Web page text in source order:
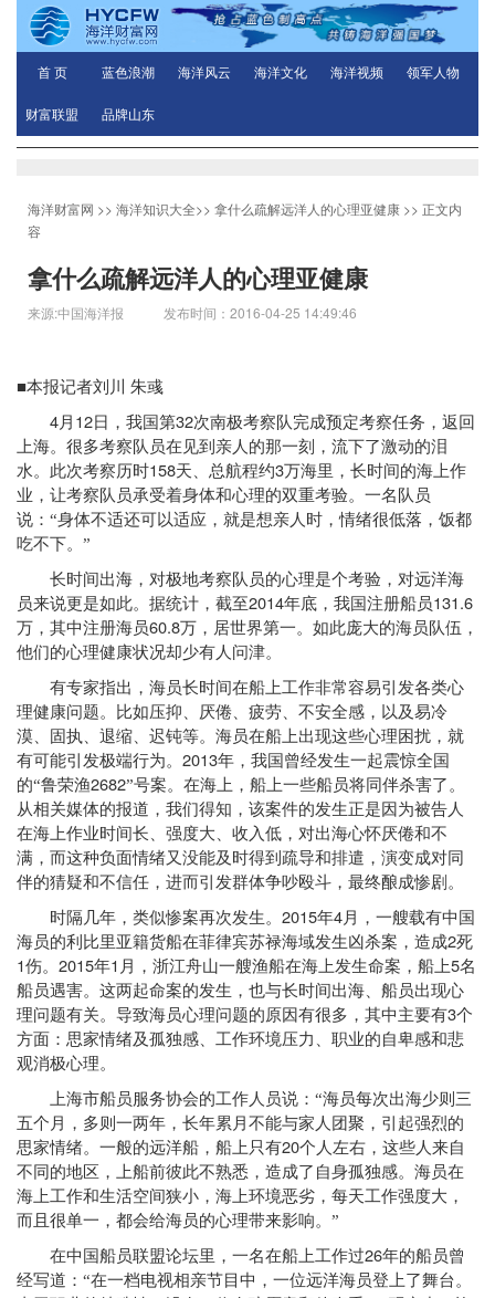
首 页 蓝色浪潮 海洋风云 海洋文化 海洋视频 领军人物
财富联盟 品牌山东
海洋财富网 >> 海洋知识大全>> 拿什么疏解远洋人的心理亚健康 >> 正文内
容
拿什么疏解远洋人的心理亚健康
来源:中国海洋报 发布时间：2016-04-25 14:49:46
■本报记者刘川 朱彧
4月 12日，我国第32次南极考察队完成预定考察任务，返回
上海。很多考察队员在见到亲人的那一刻，流下了激动的泪
水。此次考察历时158天、总航程约3万海里，长时间的海上作
业，让考察队员承受着身体和心理的双重考验。一名队员
说：“身体不适还可以适应，就是想亲人时，情绪很低落，饭都
吃不下。”
长时间出海，对极地考察队员的心理是个考验，对远洋海
员来说更是如此。据统计，截至2014年底，我国注册船员131.6
万，其中注册海员60.8万，居世界第一。如此庞大的海员队伍，
他们的心理健康状况却少有人问津。
有专家指出，海员长时间在船上工作非常容易引发各类心
理健康问题。比如压抑、厌倦、疲劳、不安全感，以及易冷
漠、固执、退缩、迟钝等。海员在船上出现这些心理困扰，就
有可能引发极端行为。 2013年，我国曾经发生一起震惊全国
的“鲁荣渔2682”号案。在海上，船上一些船员将同伴杀害了。
从相关媒体的报道，我们得知，该案件的发生正是因为被告人
在海上作业时间长、强度大、收入低，对出海心怀厌倦和不
满，而这种负面情绪又没能及时得到疏导和排遣，演变成对同
伴的猜疑和不信任，进而引发群体争吵殴斗，最终酿成惨剧。
时隔几年，类似惨案再次发生。 2015年4月，一艘载有中国
海员的利比里亚籍货船在菲律宾苏禄海域发生凶杀案，造成2死
1伤。 2015年1 月，浙江舟山一艘渔船在海上发生命案，船上5名
船员遇害。这两起命案的发生，也与长时间出海、船员出现心
理问题有关。导致海员心理问题的原因有很多，其中主要有3个
方面：思家情绪及孤独感、工作环境压力、职业的自卑感和悲
观消极心理。
上海市船员服务协会的工作人员说：“海员每次出海少则三
五个月，多则一两年，长年累月不能与家人团聚，引起强烈的
思家情绪。一般的远洋船，船上只有20个人左右，这些人来自
不同的地区，上船前彼此不熟悉，造成了自身孤独感。海员在
海上工作和生活空间狭小，海上环境恶劣，每天工作强度大，
而且很单一，都会给海员的心理带来影响。”
在中国船员联盟论坛里，一名在船上工作过26年的船员曾
经写道：“在一档电视相亲节目中，一位远洋海员登上了舞台。